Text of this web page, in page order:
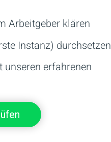
Arbeitgeber klären
Instanz) durchsetzen
erfahrenen